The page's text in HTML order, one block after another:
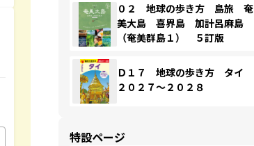
０２ 地球の歩き方 島旅 奄
美大島 喜界島 加計呂麻島
（奄美群島１） ５訂版
Ｄ１７ 地球の歩き方 タイ
２０２７～２０２８
特設ページ